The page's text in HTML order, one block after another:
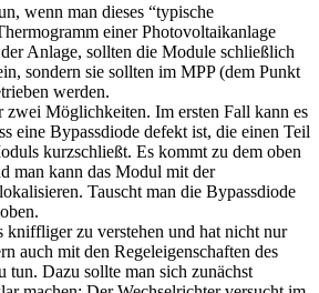
wenn man dieses “typische
einer Photovoltaikanlage
Anlage, sollten die Module schließlich
sondern sie sollten im MPP (dem Punkt
werden.
zwei Möglichkeiten. Im ersten Fall kann es
eine Bypassdiode defekt ist, die einen Teil
kurzschließt. Es kommt zu dem oben
man kann das Modul mit der
Tauscht man die Bypassdiode
kniffliger zu verstehen und hat nicht nur
auch mit den Regeleigenschaften des
tun. Dazu sollte man sich zunächst